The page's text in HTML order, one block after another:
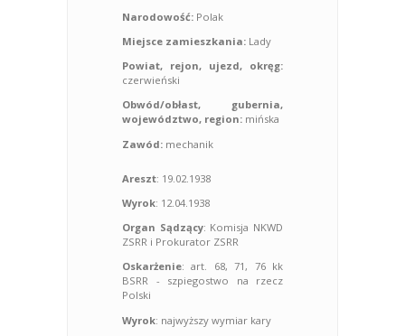
Narodowość: Polak
Miejsce zamieszkania: Lady
Powiat, rejon, ujezd, okręg:
czerwieński
Obwód/obłast, gubernia,
województwo, region: mińska
Zawód: mechanik
Areszt: 19.02.1938
Wyrok: 12.04.1938
Organ Sądzący: Komisja NKWD
ZSRR i Prokurator ZSRR
Oskarżenie: art. 68, 71, 76 kk
BSRR - szpiegostwo na rzecz
Polski
Wyrok: najwyższy wymiar kary